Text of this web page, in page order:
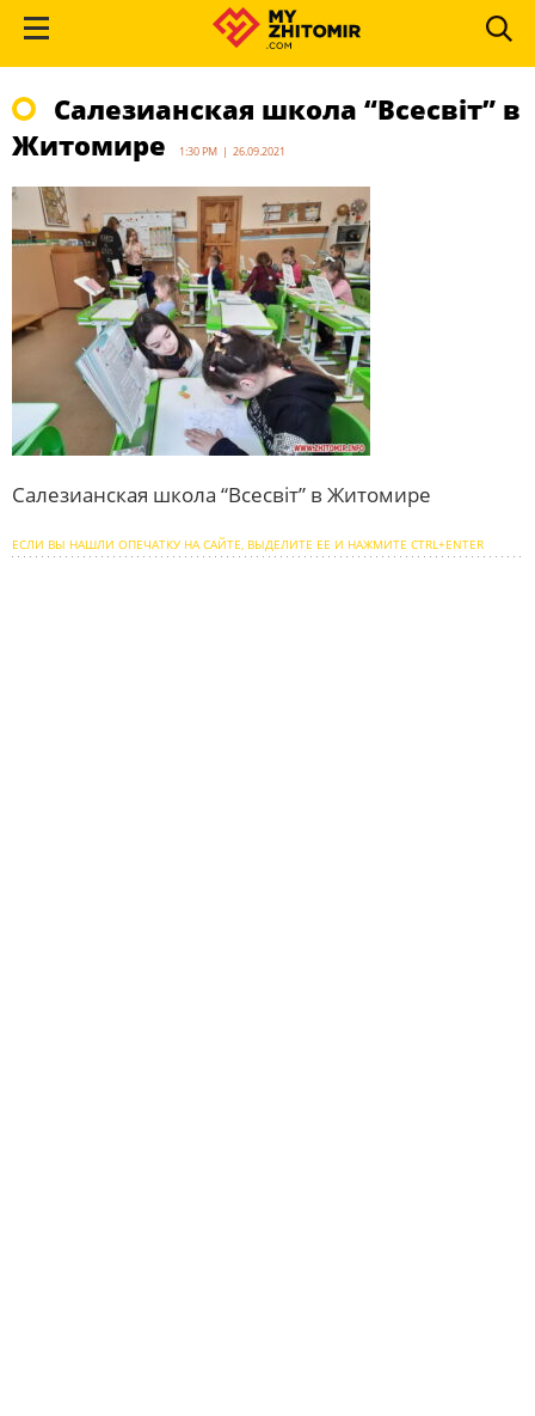
Салезианская школа “Всесвіт” в
Житомире
1:30 PM | 26.09.2021
Салезианская школа “Всесвіт” в Житомире
ЕСЛИ ВЫ НАШЛИ ОПЕЧАТКУ НА САЙТЕ, ВЫДЕЛИТЕ ЕЕ И НАЖМИТЕ CTRL+ENTER